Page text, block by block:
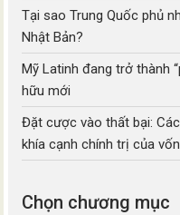
Tại sao Trung Quốc phủ
Nhật Bản?
Mỹ Latinh đang trở thành
hữu mới
Đặt cược vào thất bại:
khía cạnh chính trị của
Chọn chương mục